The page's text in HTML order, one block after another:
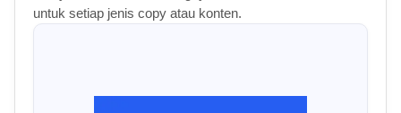
untuk setiap jenis copy atau konten.